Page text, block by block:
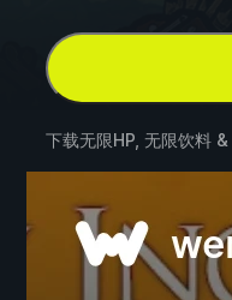
下载无限HP, 无限饮料 &